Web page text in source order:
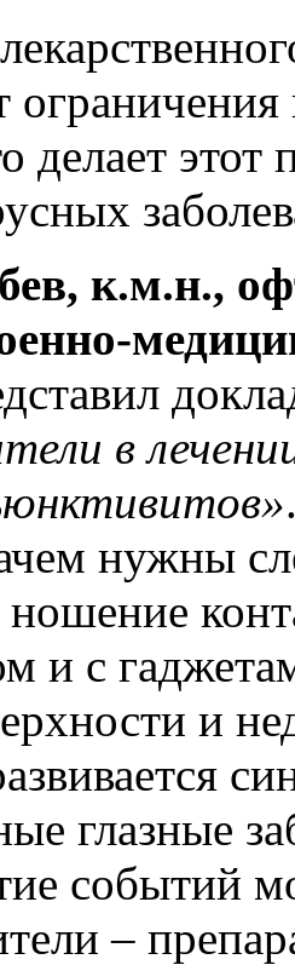
делает
к.м.н.,
в
нужны
ношение
и с
и
глазные
событий
–